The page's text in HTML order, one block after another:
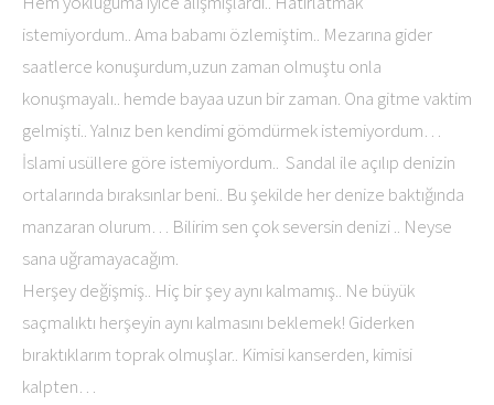
istemiyordum.. Ama babamı özlemiştim.. Mezarına gider
saatlerce konuşurdum,uzun zaman olmuştu onla
konuşmayalı.. hemde bayaa uzun bir zaman. Ona gitme vaktim
gelmişti.. Yalnız ben kendimi gömdürmek istemiyordum…
İslami usüllere göre istemiyordum.. Sandal ile açılıp denizin
ortalarında bıraksınlar beni.. Bu şekilde her denize baktığında
manzaran olurum… Bilirim sen çok seversin denizi .. Neyse
sana uğramayacağım.
Herşey değişmiş.. Hiç bir şey aynı kalmamış.. Ne büyük
saçmalıktı herşeyin aynı kalmasını beklemek! Giderken
bıraktıklarım toprak olmuşlar.. Kimisi kanserden, kimisi
kalpten…